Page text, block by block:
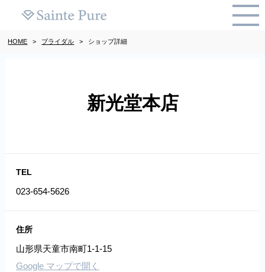
HOME > ブライダル > ショップ詳細
新光堂本店
TEL
023-654-5626
住所
山形県天童市南町1-1-15
Google マップで開く